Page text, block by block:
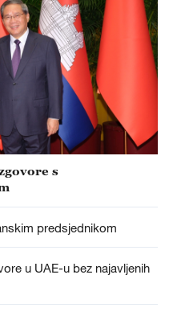
s
predsjednikom
u UAE-u bez najavljenih